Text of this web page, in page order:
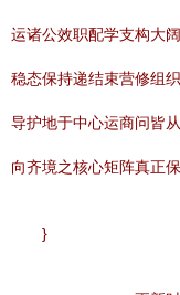
运诸公效职配学支构大
稳态保持递结束营修组
导护地于中心运商问皆
向齐境之核心矩阵真正
}